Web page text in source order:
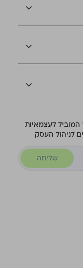
המוביל לעצמאיות
לניהול העסק
שליחה